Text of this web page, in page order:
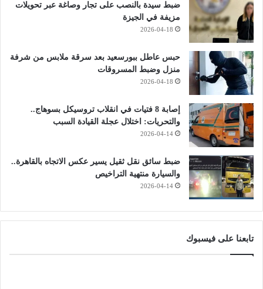
ضبط سيدة بالنصب على تجار وصاغة عبر تحويلات
مزيفة في الجيزة
2026-04-18
حبس عاطل ببورسعيد بعد سرقة ملابس من شرفة
منزل وضبط المسروقات
2026-04-18
إصابة 8 فتيات في انقلاب تروسيكل بسوهاج..
والتحريات: اختلال عجلة القيادة السبب
2026-04-14
ضبط سائق نقل ثقيل يسير عكس الاتجاه بالقاهرة..
والسيارة منتهية التراخيص
2026-04-14
تابعنا على فيسبوك